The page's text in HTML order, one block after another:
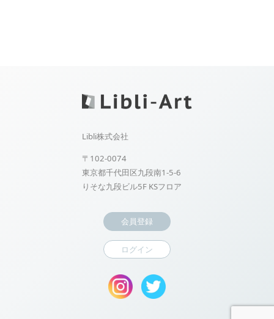
Libli株式会社
〒102-0074
東京都千代田区九段南1-5-6
りそな九段ビル5F KSフロア
会員登録
ログイン